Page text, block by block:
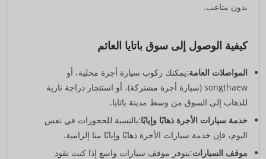
بدون متاعب.
كيفية الوصول إلى سوق باتايا العائم
المواصلات العامة:يمكنك ركوب سيارة أجرة محلية، أو
songthaew (سيارة أجرة مشتركة)، أو استئجار دراجة نارية
للذهاب إلى السوق من وسط مدينة باتايا.
خدمة سيارات الأجرة ذهابًا وإيابًا:بالنسبة للحجوزات في نفس
اليوم، فإن خدمة سيارات الأجرة ذهابًا وإيابًا منا إلزامية.
موقف السيارات:يتوفر موقف سيارات واسع إذا كنت تقود